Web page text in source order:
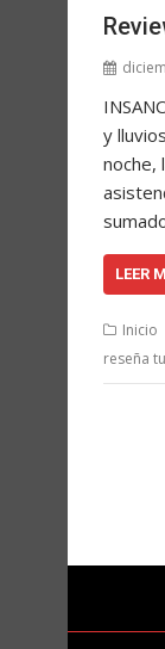
y
noche,
LEER
Inicio
reseña